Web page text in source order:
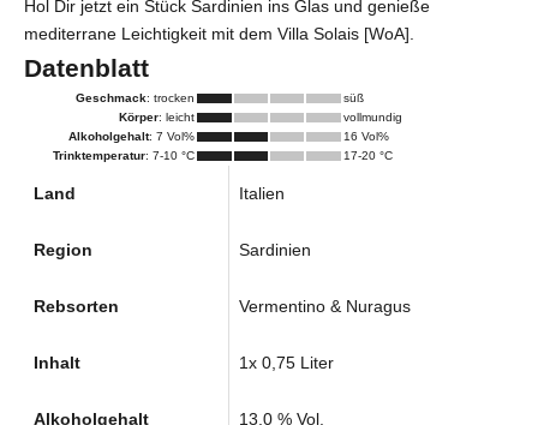
Hol Dir jetzt ein Stück Sardinien ins Glas und genieße
mediterrane Leichtigkeit mit dem Villa Solais [WoA].
Datenblatt
Geschmack: trocken
süß
Körper: leicht
vollmundig
Alkoholgehalt: 7 Vol%
16 Vol%
Trinktemperatur: 7-10 °C 17-20 °C
Land Italien
Region Sardinien
Rebsorten Vermentino & Nuragus
Inhalt 1x 0,75 Liter
Alkoholgehalt 13,0 % Vol.